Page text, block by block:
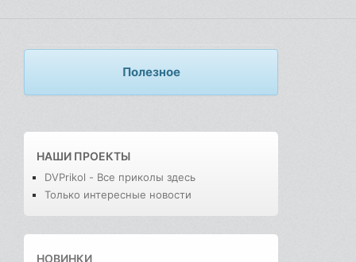
Полезное
НАШИ ПРОЕКТЫ
DVPrikol - Все приколы здесь
Только интересные новости
НОВИНКИ